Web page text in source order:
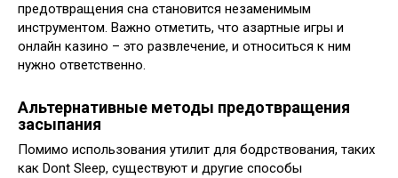
предотвращения сна становится незаменимым
инструментом. Важно отметить, что азартные игры и
онлайн казино – это развлечение, и относиться к ним
нужно ответственно.
Альтернативные методы предотвращения
засыпания
Помимо использования утилит для бодрствования, таких
как Dont Sleep, существуют и другие способы